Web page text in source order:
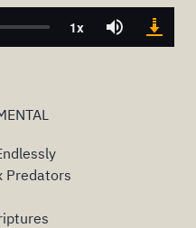
Predators